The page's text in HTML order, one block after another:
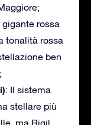
rossa
tonalità rossa
ben
: Il sistema
stellare più
ma Rigil